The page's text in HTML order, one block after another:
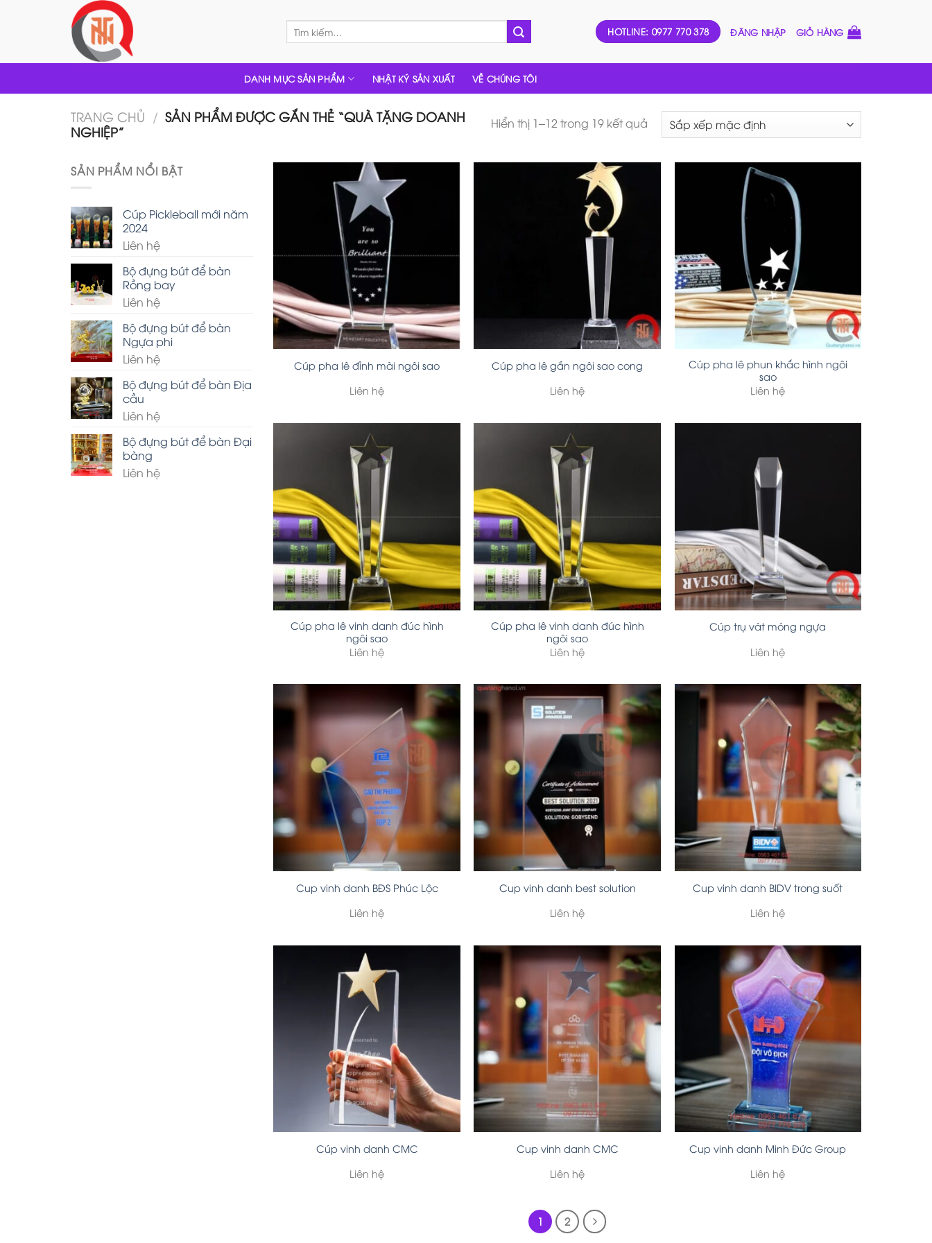
kiếm:
HOTLINE: 0977 770 378 ĐĂNG NHẬP GIỎ HÀNG
DANH MỤC SẢN PHẨM NHẬT KÝ SẢN XUẤT VỀ CHÚNG TÔI
TRANG CHỦ / SẢN PHẨM ĐƯỢC GẮN THẺ “QUÀ TẶNG DOANH
NGHIỆP”
Hiển thị 1–12 trong 19 kết quả
SẢN PHẨM NỔI BẬT
Cúp Pickleball mới năm
2024
Liên hệ
Bộ đựng bút để bàn
Rồng bay
Liên hệ
Bộ đựng bút để bàn
Ngựa phi
Liên hệ
Bộ đựng bút để bàn Địa
cầu
Liên hệ
Bộ đựng bút để bàn Đại
bàng
Liên hệ
Cúp pha lê đỉnh mài ngôi sao
Liên hệ
Cúp pha lê gắn ngôi sao cong
Liên hệ
Cúp pha lê phun khắc hình ngôi
sao
Liên hệ
Cúp pha lê vinh danh đúc hình
ngôi sao
Liên hệ
Cúp pha lê vinh danh đúc hình
ngôi sao
Liên hệ
Cúp trụ vát móng ngựa
Liên hệ
Cup vinh danh BĐS Phúc Lộc
Liên hệ
Cup vinh danh best solution
Liên hệ
Cup vinh danh BIDV trong suốt
Liên hệ
Cúp vinh danh CMC
Liên hệ
Cup vinh danh CMC
Liên hệ
Cup vinh danh Minh Đức Group
Liên hệ
1 2